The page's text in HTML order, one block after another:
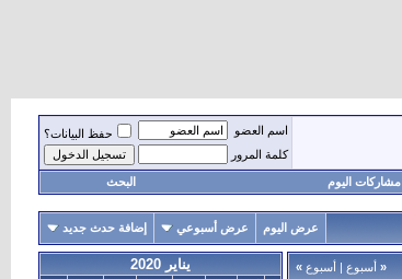
اسم العضو
حفظ البيانات؟
كلمة المرور
مشاركات اليوم البحث
عرض اليوم عرض أسبوعي إضافة حدث جديد
« أسبوع | أسبوع » يناير 2020